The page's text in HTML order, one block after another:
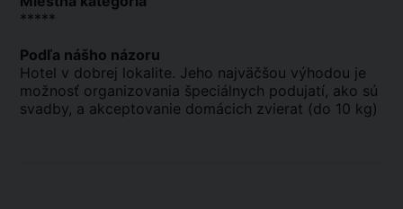
*****
Podľa nášho názoru
Hotel v dobrej lokalite. Jeho najväčšou výhodou je
možnosť organizovania špeciálnych podujatí, ako sú
svadby, a akceptovanie domácich zvierat (do 10 kg)